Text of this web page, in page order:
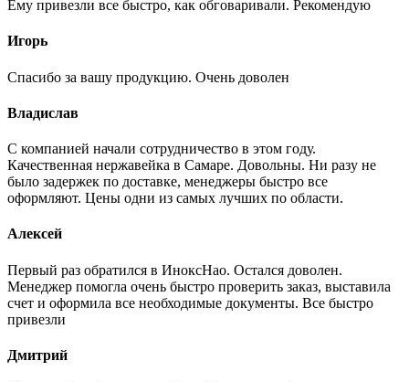
Ему привезли все быстро, как обговаривали. Рекомендую
Игорь
Спасибо за вашу продукцию. Очень доволен
Владислав
С компанией начали сотрудничество в этом году.
Качественная нержавейка в Самаре. Довольны. Ни разу не
было задержек по доставке, менеджеры быстро все
оформляют. Цены одни из самых лучших по области.
Алексей
Первый раз обратился в ИноксНао. Остался доволен.
Менеджер помогла очень быстро проверить заказ, выставила
счет и оформила все необходимые документы. Все быстро
привезли
Дмитрий